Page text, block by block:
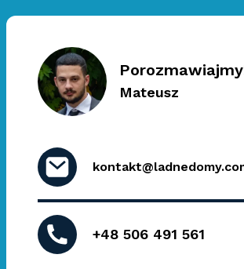
Mateusz
+48 506 491 561